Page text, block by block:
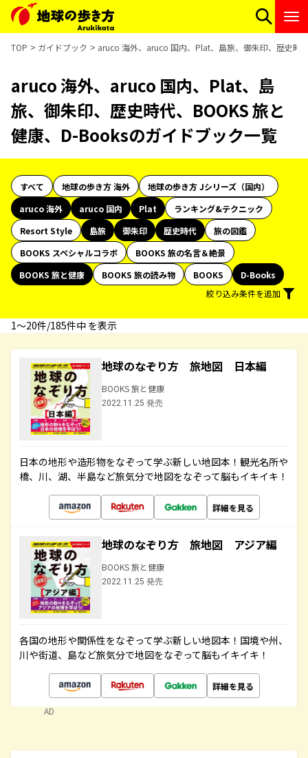
TOP ガイドブック aruco 海外、aruco 国内、Plat、島旅、御朱印、歴史時
aruco 海外、aruco 国内、Plat、島
旅、御朱印、歴史時代、BOOKS 旅と
健康、D-Booksのガイドブック一覧
すべて 地球の歩き方 海外
地球の歩き方 Jシリーズ（国内）
aruco 海外
aruco 国内 Plat
ランキング&テクニック
Resort Style
島旅 御朱印 歴史時代
旅の図鑑
BOOKS スペシャルコラボ
BOOKS 旅の名言＆絶景
BOOKS 旅と健康
BOOKS 旅の読み物 BOOKS
D-Books
絞り込み条件を追加
1〜20件/185件中 を表示
地球のなぞり方 旅地図 日本編
BOOKS 旅と健康
2022.11.25 発売
日本の地形や造形物をなぞって学ぶ新しい地図本！観光名所や
橋、川、湖、半島など旅気分で地図をなぞって脳もイキイキ！
詳細を見る
地球のなぞり方 旅地図 アジア編
BOOKS 旅と健康
2022.11.25 発売
各国の地形や関係性をなぞって学ぶ新しい地図本！国境や州、
川や街道、島など旅気分で地図をなぞって脳もイキイキ！
詳細を見る
AD